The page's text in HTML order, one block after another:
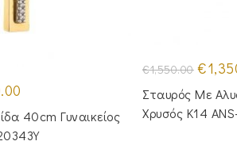
τιμή
είναι:
€1,340.00.
40cm Γυναικείος
€1,550.00 price
was:
€
Σταυρός Με
Χρυσός Κ14